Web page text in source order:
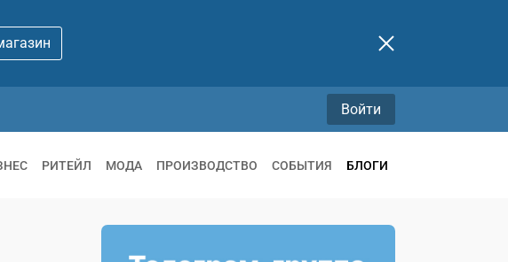
Войти
РИТЕЙЛ МОДА ПРОИЗВОДСТВО СОБЫТИЯ БЛОГИ